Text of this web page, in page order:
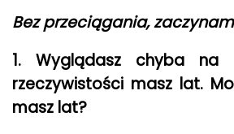
Bez przeciągania,
1. Wyglądasz chyba na
rzeczywistości masz lat.
masz lat?